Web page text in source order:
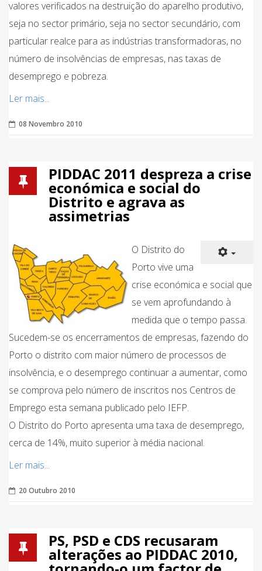
valores verificados na destruição do aparelho produtivo,
seja no sector primário, seja no sector secundário, com
particular realce para as indústrias transformadoras, no
número de insolvências de empresas, nas taxas de
desemprego e pobreza.
Ler mais...
08 Novembro 2010
PIDDAC 2011 despreza a crise
económica e social do
Distrito e agrava as
assimetrias
O Distrito do
Porto vive uma
crise económica e social que
se vem aprofundando à
medida que o tempo passa.
Sucedem-se os encerramentos de empresas, fazendo do
Porto o distrito com maior número de processos de
insolvência, e o desemprego continuar a aumentar, como
se comprova pelo número de inscritos nos Centros de
Emprego esta semana publicado pelo IEFP.
O Distrito do Porto apresenta uma taxa de desemprego,
cerca de 14%, muito superior à média nacional.
Ler mais...
20 Outubro 2010
PS, PSD e CDS recusaram
alterações ao PIDDAC 2010,